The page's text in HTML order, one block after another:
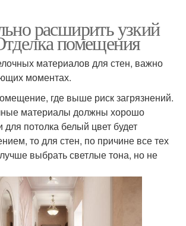
расширить узкий
помещения
материалов для стен, важно
моментах.
где выше риск загрязнений.
материалы должны хорошо
потолка белый цвет будет
то для стен, по причине все тех
выбрать светлые тона, но не